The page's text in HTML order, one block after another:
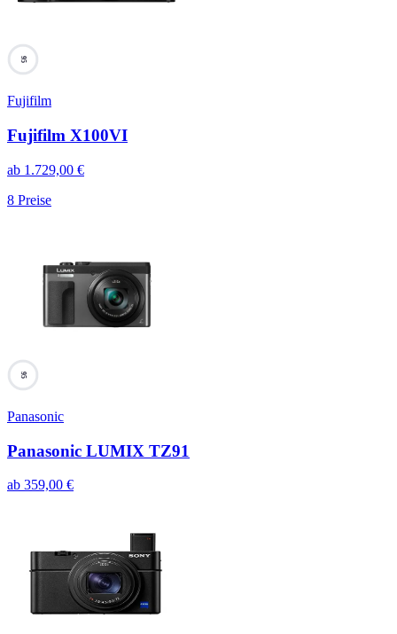
95
Fujifilm
Fujifilm X100VI
ab 1.729,00 €
8 Preise
95
Panasonic
Panasonic LUMIX TZ91
ab 359,00 €